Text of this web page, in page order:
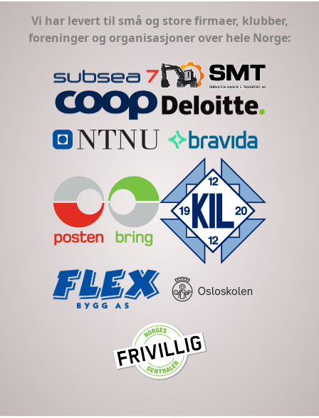
Vi har levert til små og store firmaer, klubber,
foreninger og organisasjoner over hele Norge: